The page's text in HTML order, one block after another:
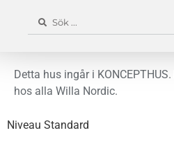
Detta hus ingår i
hos alla Willa Nordic.
Niveau Standard